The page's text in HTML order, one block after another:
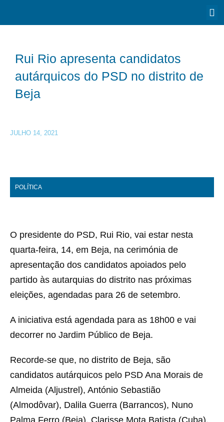
Rui Rio apresenta candidatos
autárquicos do PSD no distrito de
Beja
JULHO 14, 2021
POLÍTICA
O presidente do PSD, Rui Rio, vai estar nesta
quarta-feira, 14, em Beja, na cerimónia de
apresentação dos candidatos apoiados pelo
partido às autarquias do distrito nas próximas
eleições, agendadas para 26 de setembro.
A iniciativa está agendada para as 18h00 e vai
decorrer no Jardim Público de Beja.
Recorde-se que, no distrito de Beja, são
candidatos autárquicos pelo PSD Ana Morais de
Almeida (Aljustrel), António Sebastião
(Almodôvar), Dalila Guerra (Barrancos), Nuno
Palma Ferro (Beja), Clarisse Mota Batista (Cuba),